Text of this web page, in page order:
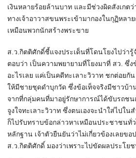
เงินหลายร้อยล้านบาท และมีช่วงผิดสังเกต
ทางเจ้าอาวาสขนพระเข้ามากองในกุฏิหลา
เหมือนพวกนักสร้างพระขาย
ส.ว.กิตติศักดิ์ชี้แจงประเด็นที่โดนโยงไปว่า
ตอบว่า เป็นความพยายามที่โยงมาที่ สว. ซึ่
อะไรเลย แค่เป็นคดีทะเลาะวิวาท ชกต่อยกั
ให้มีชายชุดดำบุกวัด ซึ่งข้อเท็จจริงมีชาวบ้า
จากที่กลุ่มคนที่มาอยู่รักษาการณ์ได้ขับรถช
จูงใจทะเลาะวิวาท ซึ่งตนเองจะนำใส่ไปใน
ก็ไปรับทราบข้อกล่าวหาเหมือนประชาชนทั่
หลักฐาน เจ้าตัวยืนยันว่าไม่เกี่ยวข้องเลยขอ
ส.ว.กิตติศักดิ์ มองว่าเพราะไปขัดผลประโย